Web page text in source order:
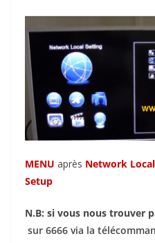
MENU après Network
Setup
N.B: si vous nous trouver
sur 6666 via la